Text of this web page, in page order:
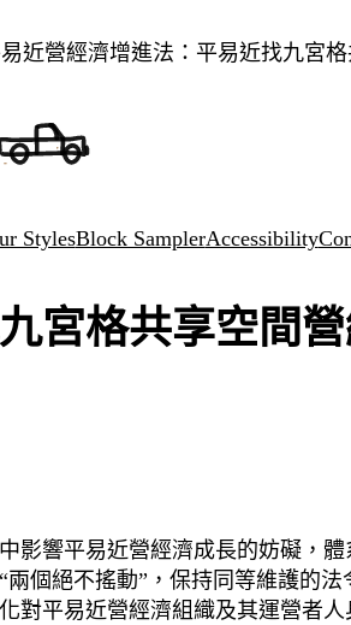
近營經濟增進法：平易近找九宮
StylesBlock SamplerAccessibility
宮格共享空間
影響平易近營經濟成長的妨礙，
個絕不搖動”，保持同等維護的
平易近營經濟組織及其運營者